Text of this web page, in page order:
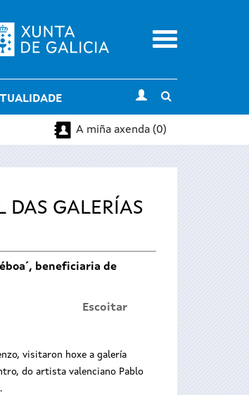
Menu
search
A miña axenda (0)
DAS GALERÍAS
beneficiaria de
Escoitar
visitaron hoxe a galería
do artista valenciano Pablo